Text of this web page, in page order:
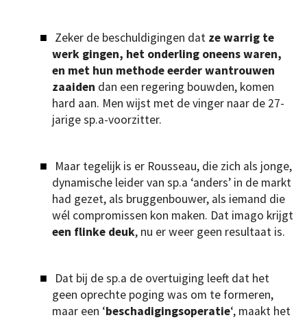
Zeker de beschuldigingen dat ze warrig te
werk gingen, het onderling oneens waren,
en met hun methode eerder wantrouwen
zaaiden dan een regering bouwden, komen
hard aan. Men wijst met de vinger naar de 27-
jarige sp.a-voorzitter.
Maar tegelijk is er Rousseau, die zich als jonge,
dynamische leider van sp.a ‘anders’ in de markt
had gezet, als bruggenbouwer, als iemand die
wél compromissen kon maken. Dat imago krijgt
een flinke deuk, nu er weer geen resultaat is.
Dat bij de sp.a de overtuiging leeft dat het
geen oprechte poging was om te formeren,
maar een ‘beschadigingsoperatie‘, maakt het